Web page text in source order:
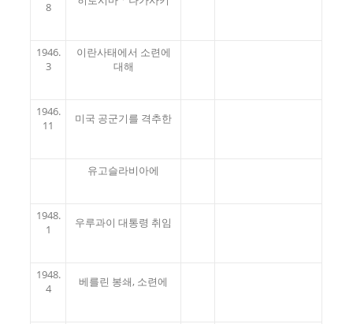
8
1946.
3
이란사태에서 소련에
대해
1946.
11
미국 공군기를 격추한
유고슬라비아에
1948.
1
우루과이 대통령 취임
1948.
4
베를린 봉쇄, 소련에